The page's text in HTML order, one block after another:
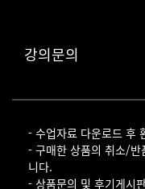
강의문의
- 수업자료 다운로드 후
- 구매한 상품의 취소/반
니다.
- 상품문의 및 후기게시